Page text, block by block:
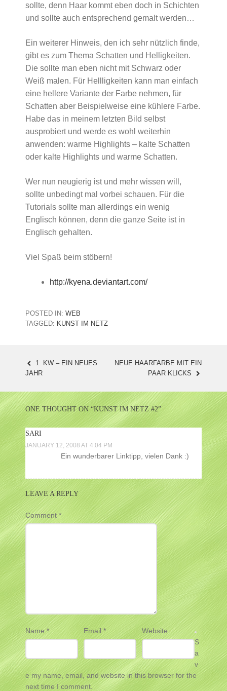
sollte, denn Haar kommt eben doch in Schichten
und sollte auch entsprechend gemalt werden…
Ein weiterer Hinweis, den ich sehr nützlich finde,
gibt es zum Thema Schatten und Helligkeiten.
Die sollte man eben nicht mit Schwarz oder
Weiß malen. Für Hellligkeiten kann man einfach
eine hellere Variante der Farbe nehmen, für
Schatten aber Beispielweise eine kühlere Farbe.
Habe das in meinem letzten Bild selbst
ausprobiert und werde es wohl weiterhin
anwenden: warme Highlights – kalte Schatten
oder kalte Highlights und warme Schatten.
Wer nun neugierig ist und mehr wissen will,
sollte unbedingt mal vorbei schauen. Für die
Tutorials sollte man allerdings ein wenig
Englisch können, denn die ganze Seite ist in
Englisch gehalten.
Viel Spaß beim stöbern!
http://kyena.deviantart.com/
POSTED IN: WEB
TAGGED: KUNST IM NETZ
POST
NAVIGATION
1. KW – EIN NEUES
JAHR
NEUE HAARFARBE MIT EIN
PAAR KLICKS
ONE THOUGHT ON “KUNST IM NETZ #2”
SARI
JANUARY 12, 2008 AT 4:04 PM
Ein wunderbarer Linktipp, vielen Dank :)
LEAVE A REPLY
Comment *
Name* Email*
Website
S
a
v
e my name, email, and website in this browser for the
next time I comment.